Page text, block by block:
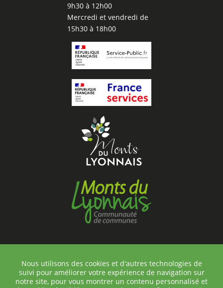
9h30 à 12h00
Mercredi et vendredi de
15h30 à 18h00
©Chambost-Longessaigne
Nous utilisons des cookies et d'autres technologies de
suivi pour améliorer votre expérience de navigation sur
notre site, pour vous montrer un contenu personnalisé et